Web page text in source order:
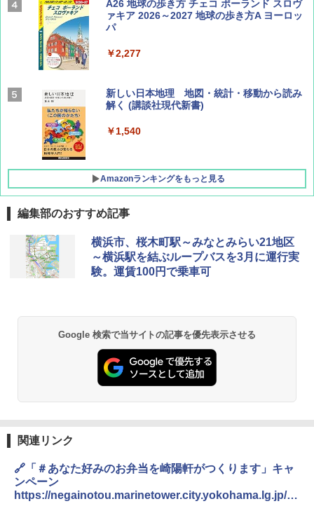
Coyote No.89 特集 星野道夫 夢見る旅
￥1,540
AIRLINE（エアライン）2026年9月号【特
集】ボーイング110周年を祝して！
￥1,760
A26 地球の歩き方 チェコ ポーランド スロヴ
ァキア 2026～2027 地球の歩き方A ヨーロッ
パ
￥2,277
新しい日本地理 地図・統計・移動から読み
解く (講談社現代新書)
￥1,540
Amazonランキングをもっと見る
[キャンパーズコレクション 山善] ポップアッ
プテント 傘みたいに広げて畳める パッとサ
ッとサンシェード キューブ フルクローズ メ
ッシュ 簡単設置 ワンタッチテント キャンプ
PYKES PEAK (パイクスピーク) 着替えテン
ト プライバシー テント 【中が透けない】 1
人用 折りたたみ 防災グッズ 災害用トイレ ビ
ーチ ピクニック ポップアップテント 携帯 簡
ENDLESS BASE 《めざましテレビで紹介》
テント ワンタッチ RENEW 幅200 2-3人用 43
BUNDOK(バンドック)ソロ ドーム 1 EX BDK
-08EX カーキ ソロキャンプ ポリエステル フ
レーム テント
026リニューアル 急速冷凍 空間倍増 衛生的
コンパクト 保冷力長持ち
￥2,980
￥6,999
編集部のおすすめ記事
横浜市、桜木町駅～みなとみらい21地区
～横浜駅を結ぶループバスを3月に運行実
験。運賃100円で乗車可
Google 検索で当サイトの記事を優先表示させる
関連リンク
🔗「＃あなた好みのお弁当を崎陽軒がつくります」キャ
ンペーン
https://negainotou.marinetower.city.yokohama.lg.jp/ev